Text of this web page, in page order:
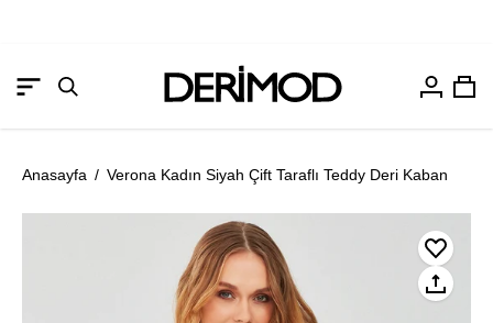
GezinmeArama
Hesabım
Anasayfa / Verona Kadın Siyah Çift Taraflı Teddy Deri Kaban